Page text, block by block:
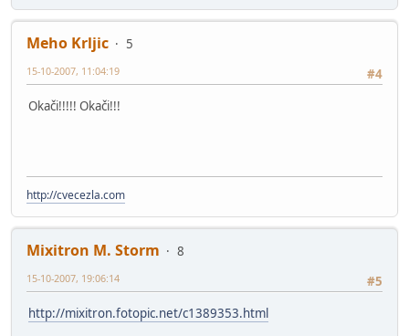
Meho Krljic
5
#4
15-10-2007, 11:04:19
Okači!!!!! Okači!!!
http://cvecezla.com
Mixitron M. Storm
8
#5
15-10-2007, 19:06:14
http://mixitron.fotopic.net/c1389353.html